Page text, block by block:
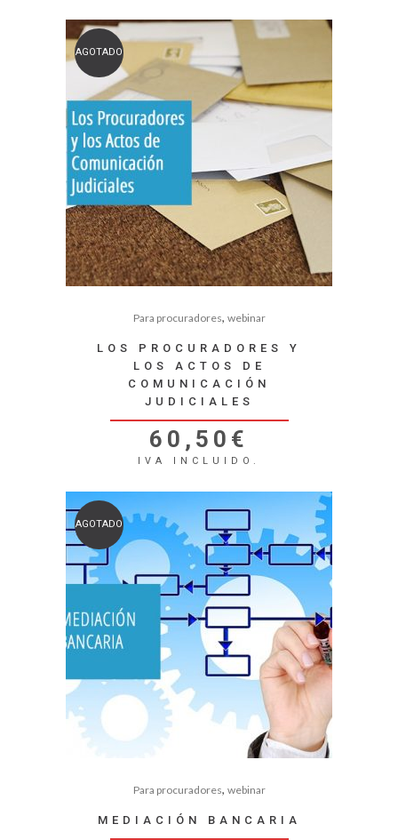
AGOTADO
Para procuradores, webinar
LOS PROCURADORES Y
LOS ACTOS DE
COMUNICACIÓN
JUDICIALES
60,50 €
IVA INCLUIDO.
AGOTADO
Para procuradores, webinar
MEDIACIÓN BANCARIA